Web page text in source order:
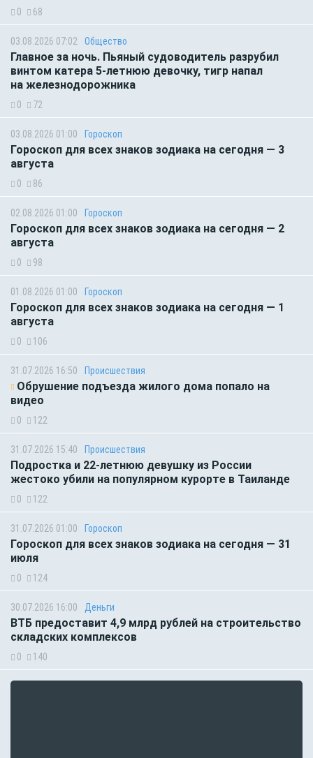
0 68
03.08.2026 07:02 Общество
Главное за ночь. Пьяный судоводитель разрубил
винтом катера 5-летнюю девочку, тигр напал
на железнодорожника
0 72
03.08.2026 01:00 Гороскоп
Гороскоп для всех знаков зодиака на сегодня — 3
августа
0 86
02.08.2026 01:00 Гороскоп
Гороскоп для всех знаков зодиака на сегодня — 2
августа
0 98
01.08.2026 01:00 Гороскоп
Гороскоп для всех знаков зодиака на сегодня — 1
августа
0 106
31.07.2026 16:50 Происшествия
Обрушение подъезда жилого дома попало на
видео
0 122
31.07.2026 15:40 Происшествия
Подростка и 22-летнюю девушку из России
жестоко убили на популярном курорте в Таиланде
0 122
31.07.2026 01:00 Гороскоп
Гороскоп для всех знаков зодиака на сегодня — 31
июля
0 124
30.07.2026 16:00 Деньги
ВТБ предоставит 4,9 млрд рублей на строительство
складских комплексов
0 140